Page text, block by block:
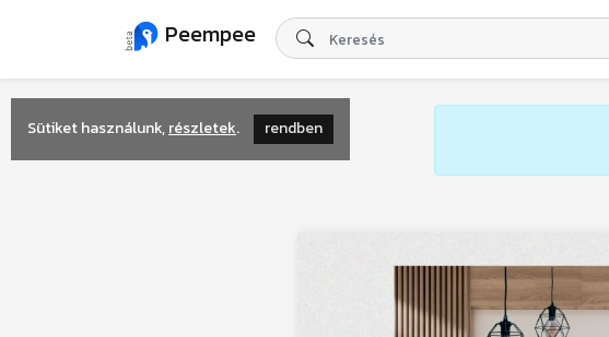
Sütiket használunk,részletek. rendben
Peempee